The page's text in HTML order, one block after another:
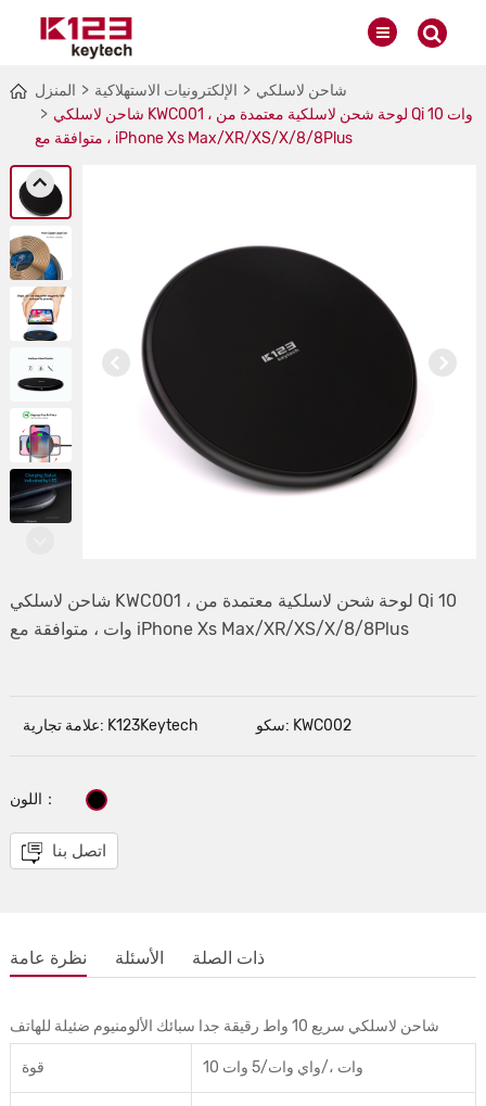
المنزل الإلكترونيات الاستهلاكية
شاحن لاسلكي
شاحن لاسلكي KWC001 ، لوحة شحن لاسلكية معتمدة من Qi 10 وات
، متوافقة مع iPhone Xs Max/XR/XS/X/8/8Plus
شاحن لاسلكي KWC001 ، لوحة شحن لاسلكية معتمدة من Qi 10
وات ، متوافقة مع iPhone Xs Max/XR/XS/X/8/8Plus
علامة تجارية: K123Keytech سكو: KWC002
اللون：
اتصل بنا
نظرة عامة الأسئلة ذات الصلة
شاحن لاسلكي سريع 10 واط رقيقة جدا سبائك الألومنيوم ضئيلة للهاتف
قوة 10 وات ،/واي وات/5 وات